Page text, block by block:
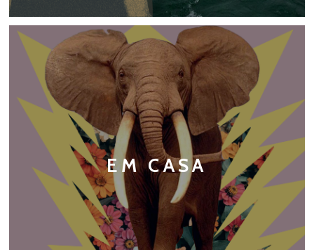
EM CASA